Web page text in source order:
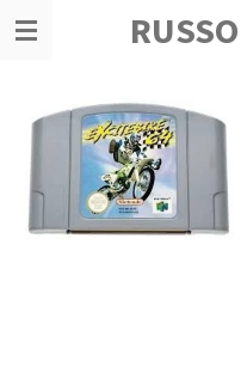
Ga
hoofdinhoud
RUSSO